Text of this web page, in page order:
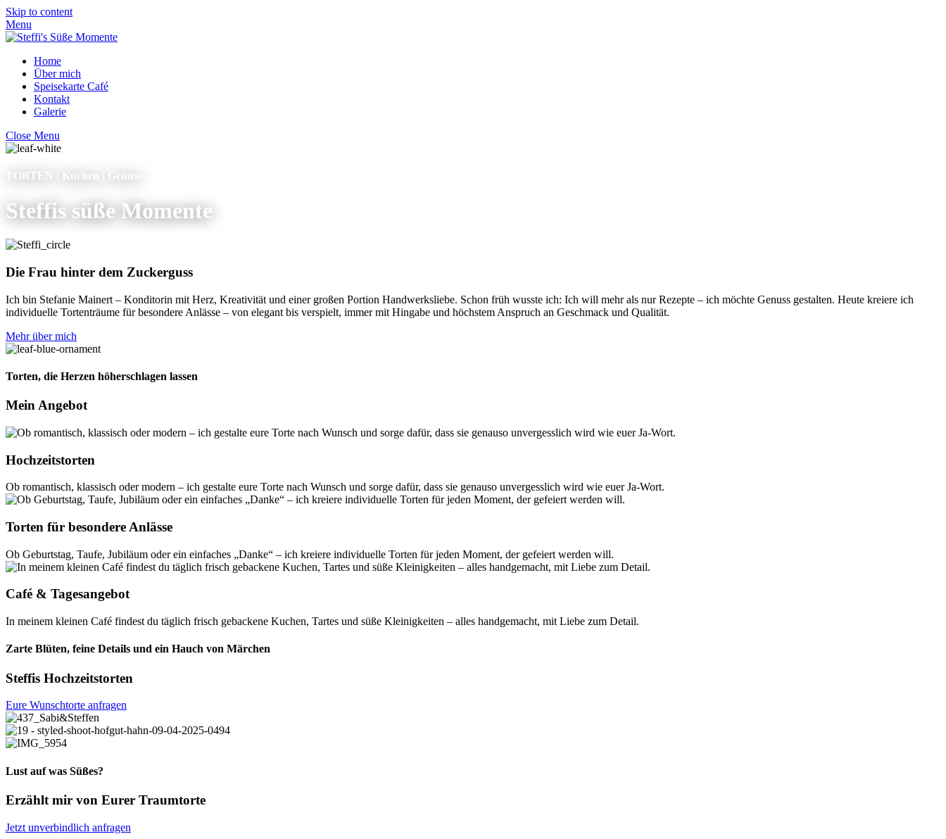
Skip to content
Menu
Home
Über mich
Speisekarte Café
Kontakt
Galerie
Close Menu
TORTEN | Kuchen | Genuss
Steffis süße Momente
Die Frau hinter dem Zuckerguss
Ich bin Stefanie Mainert – Konditorin mit Herz, Kreativität und einer großen Portion Handwerksliebe. Schon früh wusste ich: Ich will mehr als nur Rezepte – ich möchte Genuss gestalten. Heute kreiere ich
individuelle Tortenträume für besondere Anlässe – von elegant bis verspielt, immer mit Hingabe und höchstem Anspruch an Geschmack und Qualität.
Mehr über mich
Torten, die Herzen höherschlagen lassen
Mein Angebot
Hochzeitstorten
Ob romantisch, klassisch oder modern – ich gestalte eure Torte nach Wunsch und sorge dafür, dass sie genauso unvergesslich wird wie euer Ja-Wort.
Torten für besondere Anlässe
Ob Geburtstag, Taufe, Jubiläum oder ein einfaches „Danke“ – ich kreiere individuelle Torten für jeden Moment, der gefeiert werden will.
Café & Tagesangebot
In meinem kleinen Café findest du täglich frisch gebackene Kuchen, Tartes und süße Kleinigkeiten – alles handgemacht, mit Liebe zum Detail.
Zarte Blüten, feine Details und ein Hauch von Märchen
Steffis Hochzeitstorten
Eure Wunschtorte anfragen
Lust auf was Süßes?
Erzählt mir von Eurer Traumtorte
Jetzt unverbindlich anfragen